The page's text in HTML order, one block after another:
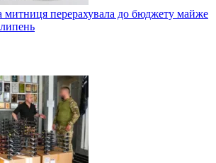
митниця перерахувала до бюджету майже